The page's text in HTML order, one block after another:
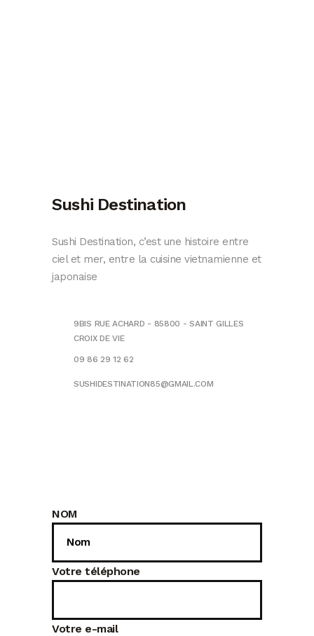
Sushi Destination
Sushi Destination, c’est une histoire entre
ciel et mer, entre la cuisine vietnamienne et
japonaise
9BIS RUE ACHARD - 85800 - SAINT GILLES
CROIX DE VIE
09 86 29 12 62
SUSHIDESTINATION85@GMAIL.COM
NOM
Votre téléphone
Votre e-mail